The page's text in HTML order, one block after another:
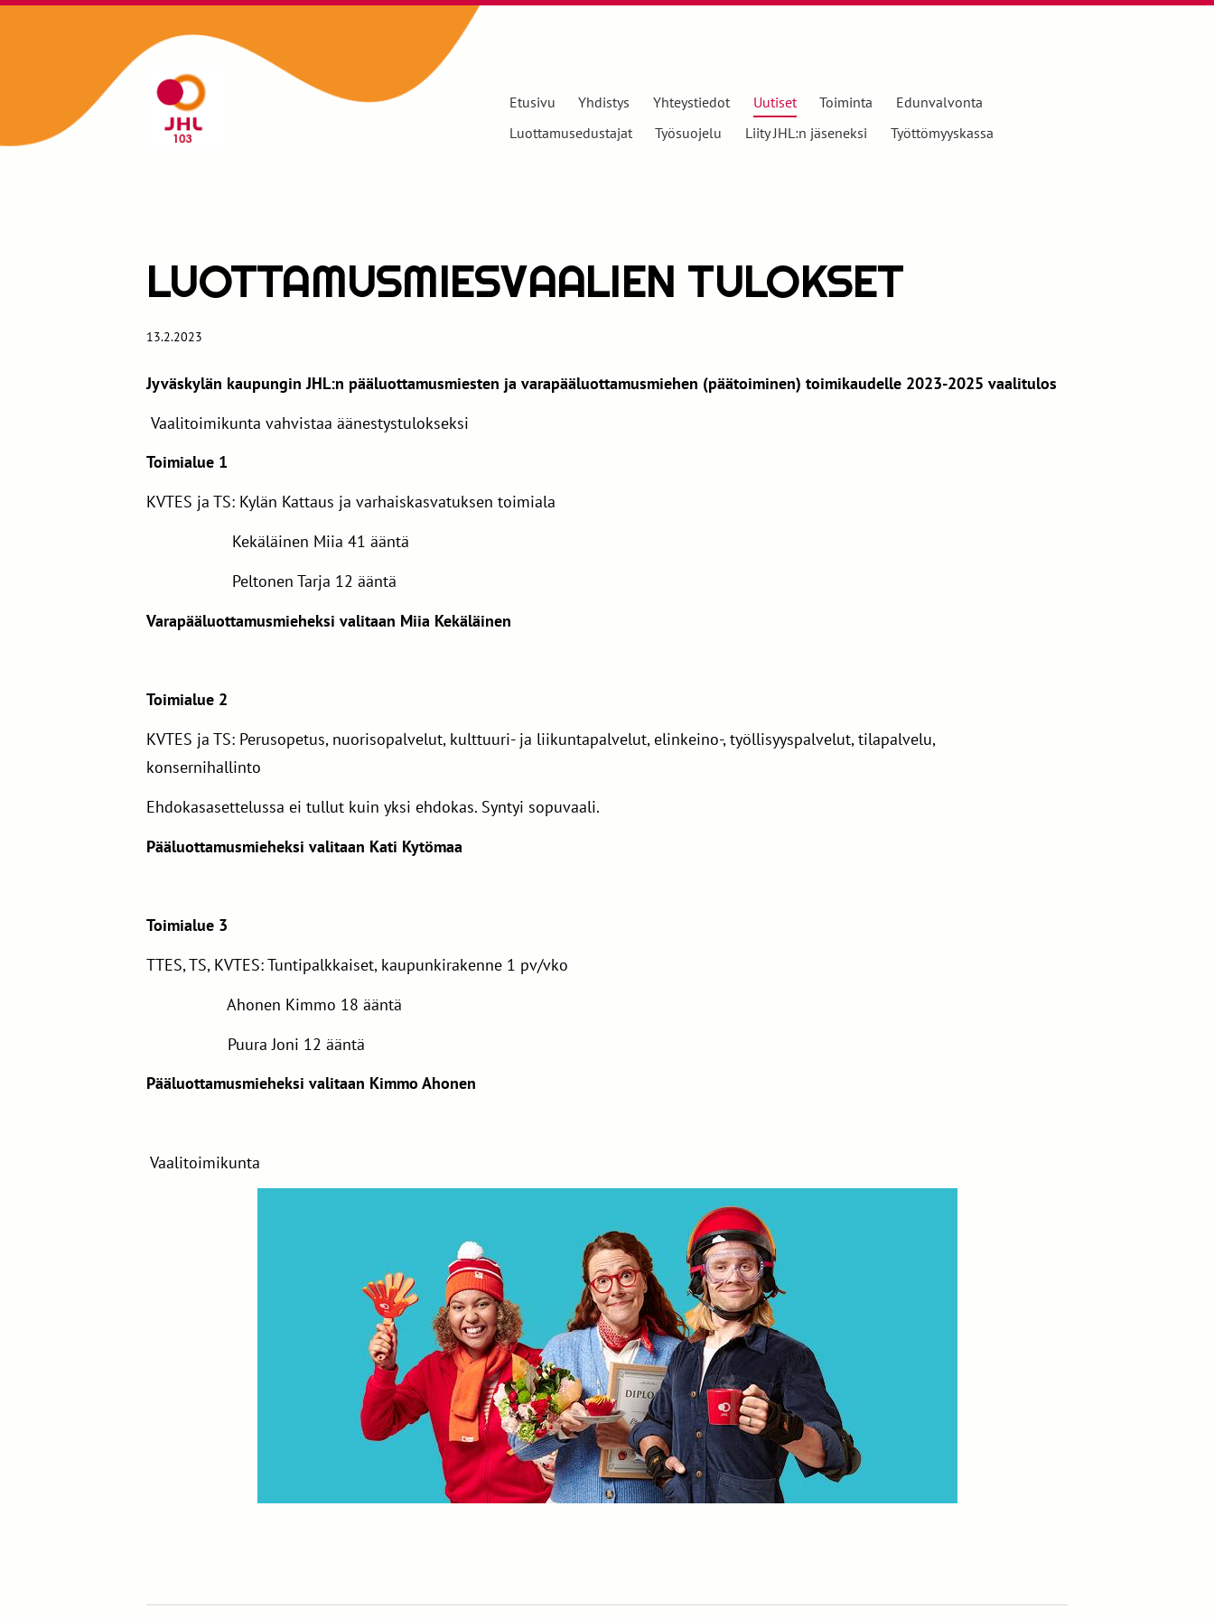
JHL 103 Etusivu Yhdistys Yhteystiedot Uutiset Toiminta
Edunvalvonta
Luottamusedustajat
Työsuojelu Liity JHL:n jäseneksi Työttömyyskassa
LUOTTAMUSMIESVAALIEN TULOKSET
13.2.2023
Jyväskylän kaupungin JHL:n pääluottamusmiesten ja varapääluottamusmiehen (päätoiminen) toimikaudelle 2023-2025 vaalitulos
Vaalitoimikunta vahvistaa äänestystulokseksi
Toimialue 1
KVTES ja TS: Kylän Kattaus ja varhaiskasvatuksen toimiala
Kekäläinen Miia 41 ääntä
Peltonen Tarja 12 ääntä
Varapääluottamusmieheksi valitaan Miia Kekäläinen
Toimialue 2
KVTES ja TS: Perusopetus, nuorisopalvelut, kulttuuri- ja liikuntapalvelut, elinkeino-, työllisyyspalvelut, tilapalvelu,
konsernihallinto
Ehdokasasettelussa ei tullut kuin yksi ehdokas. Syntyi sopuvaali.
Pääluottamusmieheksi valitaan Kati Kytömaa
Toimialue 3
TTES, TS, KVTES: Tuntipalkkaiset, kaupunkirakenne 1 pv/vko
Ahonen Kimmo 18 ääntä
Puura Joni 12 ääntä
Pääluottamusmieheksi valitaan Kimmo Ahonen
Vaalitoimikunta